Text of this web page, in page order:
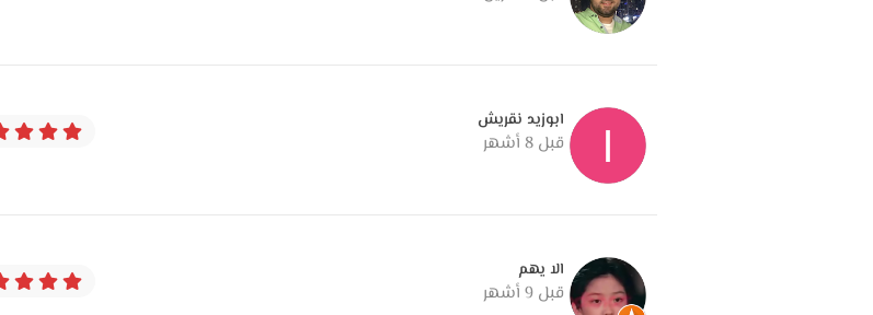
ابوزيد نقريش
قبل 8 أشهر
الا يهم
قبل 9 أشهر